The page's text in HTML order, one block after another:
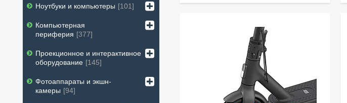
Ноутбуки и компьютеры 101
Компьютерная
периферия
377
Проекционное и интерактивное
оборудование
145
Фотоаппараты и экшн-
камеры
94